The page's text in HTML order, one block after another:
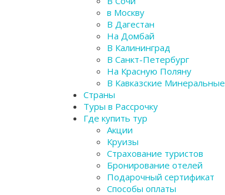
в Москву
В Дагестан
На Домбай
В Калининград
В Санкт-Петербург
На Красную Поляну
В Кавказские
Страны
Туры в Рассрочку
Где купить тур
Акции
Круизы
Страхование туристов
Бронирование отелей
Подарочный сертификат
Способы оплаты